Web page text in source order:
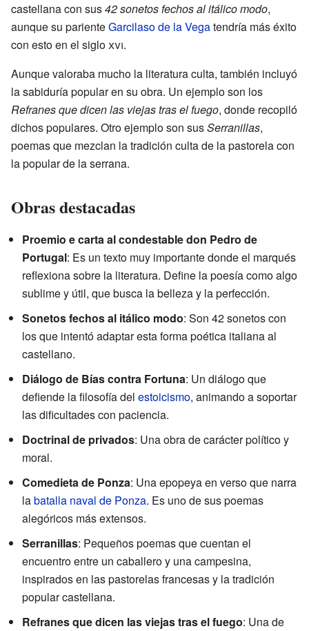
castellana con sus42 sonetos fechos al itálico modo,
aunque su parienteGarcilaso de la Vegatendría más éxito
con esto en el sigloxvi.
Aunque valoraba mucho la literatura culta, también incluyó
la sabiduría popular en su obra. Un ejemplo son los
Refranes que dicen las viejas tras el fuego, donde recopiló
dichos populares. Otro ejemplo son susSerranillas,
poemas que mezclan la tradición culta de la pastorela con
la popular de la serrana.
Obras destacadas
Proemio e carta al condestable don Pedro de
Portugal: Es un texto muy importante donde el marqués
reflexiona sobre la literatura. Define la poesía como algo
sublime y útil, que busca la belleza y la perfección.
Sonetos fechos al itálico modo: Son 42 sonetos con
los que intentó adaptar esta forma poética italiana al
castellano.
Diálogo de Bías contra Fortuna: Un diálogo que
defiende la filosofía del estoicismo, animando a soportar
las dificultades con paciencia.
Doctrinal de privados: Una obra de carácter político y
moral.
Comedieta de Ponza: Una epopeya en verso que narra
labatalla naval de Ponza. Es uno de sus poemas
alegóricos más extensos.
Serranillas: Pequeños poemas que cuentan el
encuentro entre un caballero y una campesina,
inspirados en las pastorelas francesas y la tradición
popular castellana.
Refranes que dicen las viejas tras el fuego: Una de